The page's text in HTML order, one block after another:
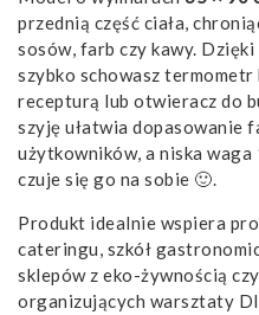
przednią część ciała,
sosów, farb czy kawy. Dzięki
szybko schowasz
recepturą lub otwieracz do
szyję ułatwia dopasowanie
użytkowników, a niska waga
czuje się go na sobie 🙂.
Produkt idealnie wspiera
cateringu, szkół
sklepów z eko-żywnością
organizujących warsztaty